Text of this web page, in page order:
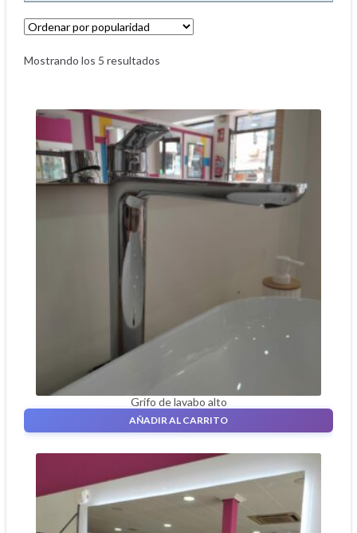
Mostrando los 5 resultados
Grifo de lavabo alto
79,00€
AÑADIR AL CARRITO